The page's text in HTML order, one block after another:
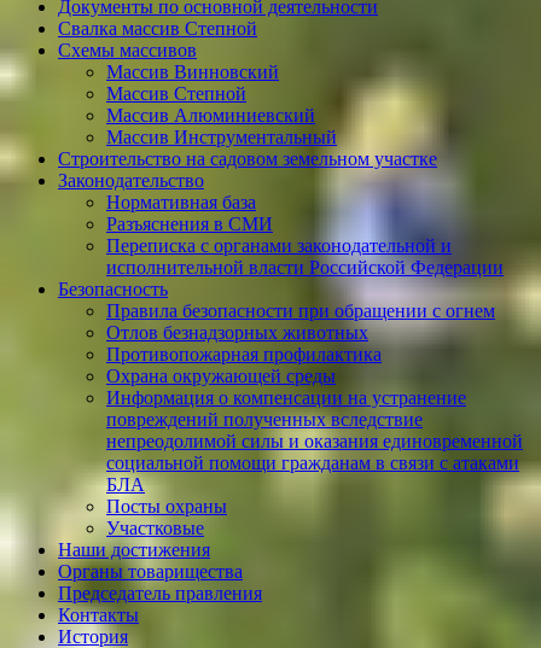
Документы по основной деятельности
Свалка массив Степной
Схемы массивов
Массив Винновский
Массив Степной
Массив Алюминиевcкий
Массив Инструментальный
Строительство на садовом земельном участке
Законодательство
Нормативная база
Разъяснения в СМИ
Переписка с органами законодательной и
исполнительной власти Российской Федерации
Безопасность
Правила безопасности при обращении с огнем
Отлов безнадзорных животных
Противопожарная профилактика
Охрана окружающей среды
Информация о компенсации на устранение
повреждений полученных вследствие
непреодолимой силы и оказания единовременной
социальной помощи гражданам в связи с атаками
БЛА
Посты охраны
Участковые
Наши достижения
Органы товарищества
Председатель правления
Контакты
История